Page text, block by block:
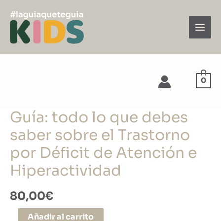
contenido
Main
0
Guía: todo lo que debes
saber sobre el Trastorno
por Déficit de Atención e
Hiperactividad
80,00€
Guía:Añadir al carrito